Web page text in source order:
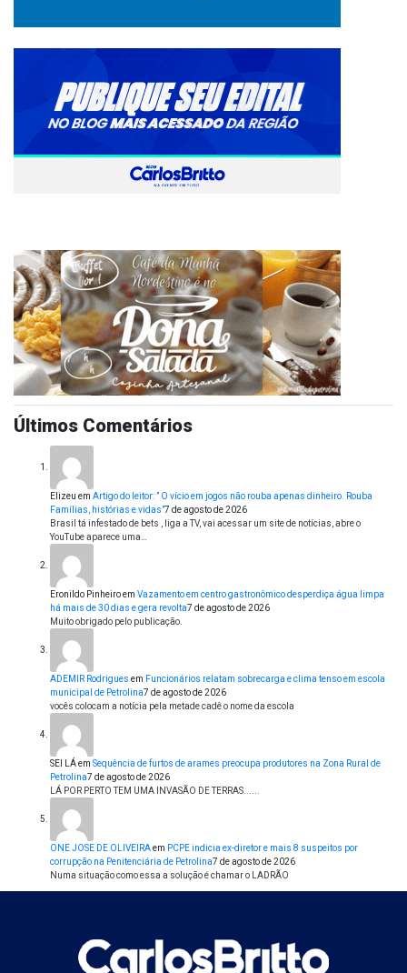
Últimos Comentários
Elizeu em Artigo do leitor: ” O vício em jogos não rouba apenas dinheiro. Rouba
Famílias, histórias e vidas”7 de agosto de 2026
Brasil tá infestado de bets , liga a TV, vai acessar um site de notícias, abre o
YouTube aparece uma…
Eronildo Pinheiroem Vazamento em centro gastronômico desperdiça água limpa
há mais de 30 dias e gera revolta7 de agosto de 2026
Muito obrigado pelo publicação.
ADEMIR Rodrigues em Funcionários relatam sobrecarga e clima tenso em escola
municipal de Petrolina7 de agosto de 2026
vocês colocam a notícia pela metade cadê o nome da escola
SEI LÁem Sequência de furtos de arames preocupa produtores na Zona Rural de
Petrolina7 de agosto de 2026
LÁ POR PERTO TEM UMA INVASÃO DE TERRAS......
ONE JOSE DE OLIVEIRAem PCPE indicia ex-diretor e mais 8 suspeitos por
corrupção na Penitenciária de Petrolina7 de agosto de 2026
Numa situação como essa a solução é chamar o LADRÃO